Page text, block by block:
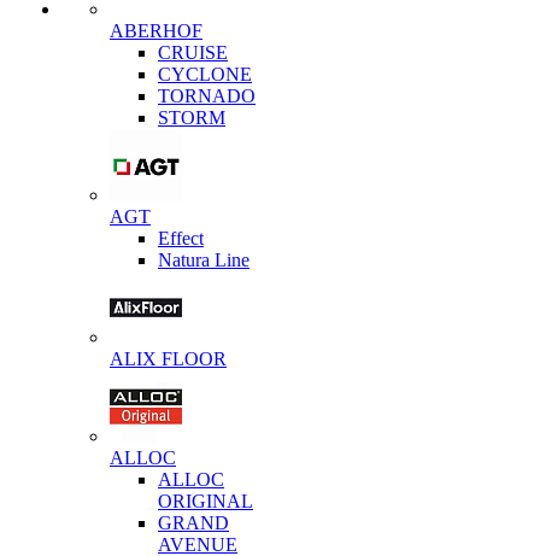
ABERHOF
CRUISE
CYCLONE
TORNADO
STORM
AGT
Effect
Natura Line
ALIX FLOOR
ALLOC
ALLOC
ORIGINAL
GRAND
AVENUE